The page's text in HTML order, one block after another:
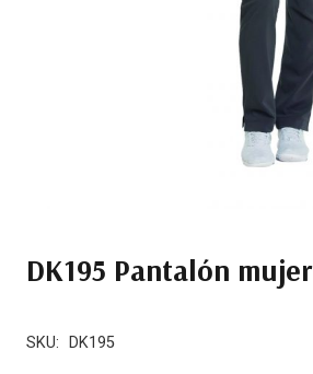
DK195 Pantalón mujer
SKU: DK195